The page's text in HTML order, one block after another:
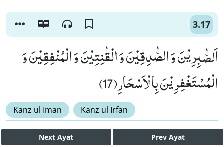
3.17
اَلصّٰبِرِیْنَ وَ الصّٰدِقِیْنَ وَ الْقٰنِتِیْنَ وَ الْمُنْفِقِیْنَ وَ
الْمُسْتَغْفِرِیْنَ بِالْاَسْحَارِ(17)
Kanz ul Iman Kanz ul Irfan
Next Ayat Prev Ayat